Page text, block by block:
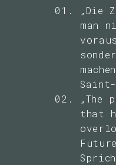
Zur
des
Zur
Arbeit
Jobs
„Die
man
Saint-
that